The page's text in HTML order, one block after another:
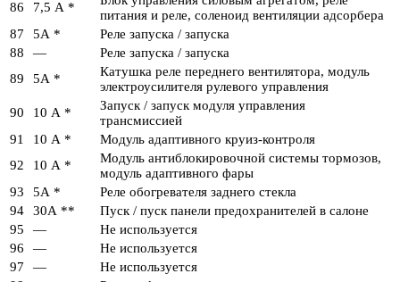
86
7,5 А *
питания и реле, соленоид вентиляции адсорбера
87
5А *
Реле запуска / запуска
88
—
Реле запуска / запуска
89
5А *
Катушка реле переднего вентилятора, модуль
электроусилителя рулевого управления
90
10 А *
Запуск / запуск модуля управления
трансмиссией
91
10 А *
Модуль адаптивного круиз-контроля
92
10 А *
Модуль антиблокировочной системы тормозов,
модуль адаптивного фары
93
5А *
Реле обогревателя заднего стекла
94
30А **
Пуск / пуск панели предохранителей в салоне
95
—
Не используется
96
—
Не используется
97
—
Не используется